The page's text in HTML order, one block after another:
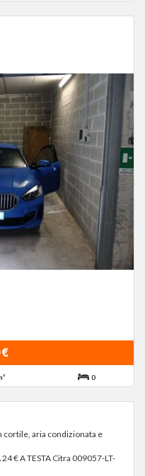
0
cortile, aria condizionata e
€ A TESTA Citra 009057-LT-